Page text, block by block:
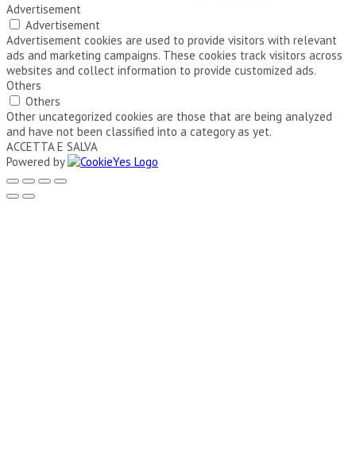
Advertisement
Advertisement
Advertisement cookies are used to provide visitors with relevant
ads and marketing campaigns. These cookies track visitors across
websites and collect information to provide customized ads.
Others
Others
Other uncategorized cookies are those that are being analyzed
and have not been classified into a category as yet.
ACCETTA E SALVA
Powered by